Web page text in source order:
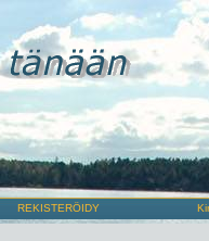
REKISTERÖIDY